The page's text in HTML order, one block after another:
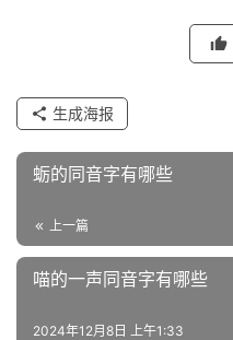
组
词
反
词
生成海报
蛎的同音字有哪些
上一篇
喵的一声同音字有哪些
2024年12月8日 上午1:33